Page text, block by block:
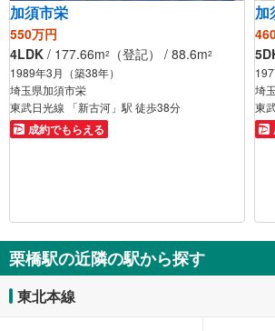
加須市栄
550万円
4LDK / 177.66m2 （登記） / 88.6m2
1989年3月（築38年）
埼玉県加須市栄
東武日光線 「新古河」駅 徒歩38分
成約でもらえる
加
埼
東
栗橋駅の近隣の駅から探す
東北本線